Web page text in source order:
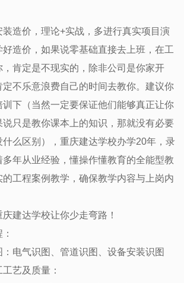
造价，理论+实战，多进行真实项目演
造价，如果说零基础直接去上班，在工
肯定是不现实的，除非公司是你家开
定不乐意浪费自己的时间去教你。建议你
下（当然一定要保证他们能够真正让你
只是教你课本上的知识，那就没有必要
什么区别），重庆建达学校办学20年，录
多年从业经验，懂操作懂教育的全能型教
工程案例教学，确保教学内容与上岗内
建达学校让你少走弯路！
电气识图、管道识图、设备安装识图
艺及质量：